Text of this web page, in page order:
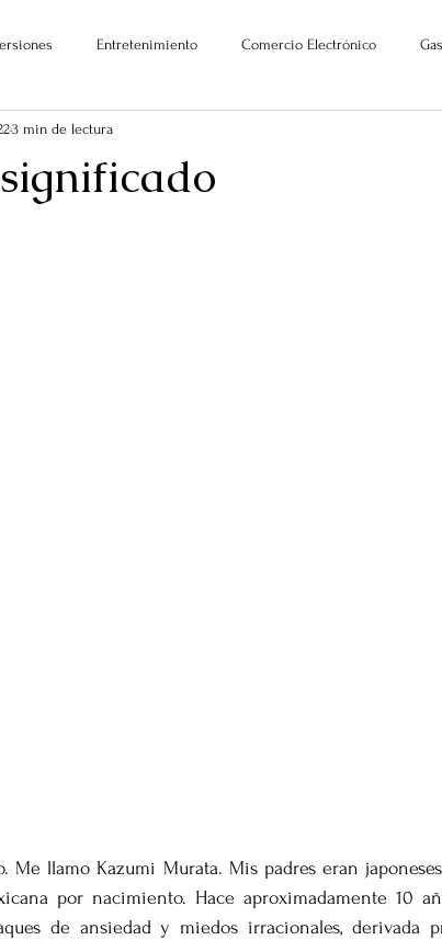
Entretenimiento Comercio Electrónico
3 min de lectura
Me llamo Kazumi Murata. Mis padres eran
por nacimiento. Hace aproximadamente 10
de ansiedad y miedos irracionales, derivada